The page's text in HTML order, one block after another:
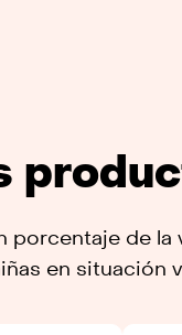
porcentaje de la
en situación